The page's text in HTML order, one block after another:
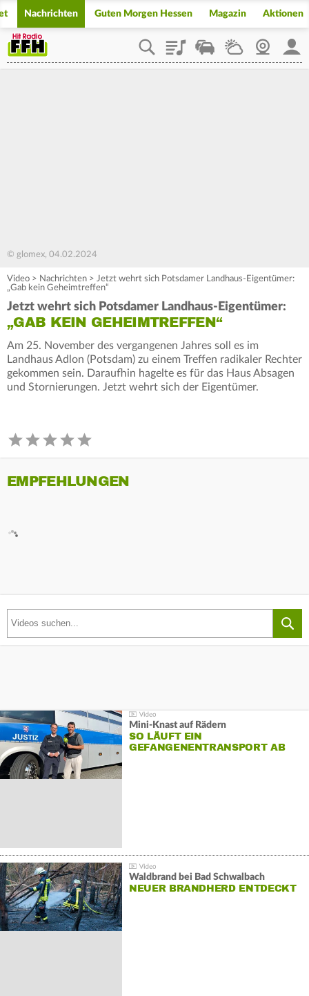
Nachrichten Guten Morgen Hessen Magazin Aktionen
PlaylistStaupilotWetterWebcam
© glomex, 04.02.2024
Video > Nachrichten > Jetzt wehrt sich Potsdamer Landhaus-Eigentümer:
„Gab kein Geheimtreffen“
Jetzt wehrt sich Potsdamer Landhaus-Eigentümer:
„GAB KEIN GEHEIMTREFFEN“
Am 25. November des vergangenen Jahres soll es im
Landhaus Adlon (Potsdam) zu einem Treffen radikaler Rechter
gekommen sein. Daraufhin hagelte es für das Haus Absagen
und Stornierungen. Jetzt wehrt sich der Eigentümer.
EMPFEHLUNGEN
Mini-Knast auf Rädern
SO LÄUFT EIN
GEFANGENENTRANSPORT AB
Waldbrand bei Bad Schwalbach
NEUER BRANDHERD ENTDECKT